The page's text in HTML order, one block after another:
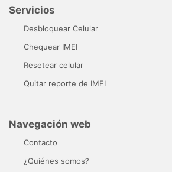
Servicios
Desbloquear Celular
Chequear IMEI
Resetear celular
Quitar reporte de IMEI
Navegación web
Contacto
¿Quiénes somos?